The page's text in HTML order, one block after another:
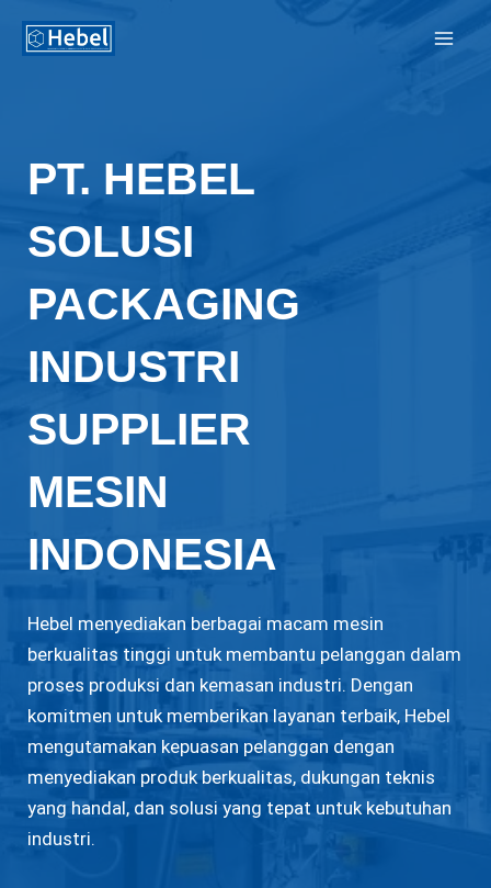
PT. HEBEL
SOLUSI
PACKAGING
INDUSTRI
SUPPLIER
MESIN
INDONESIA
Hebel menyediakan berbagai macam mesin
berkualitas tinggi untuk membantu pelanggan dalam
proses produksi dan kemasan industri. Dengan
komitmen untuk memberikan layanan terbaik, Hebel
mengutamakan kepuasan pelanggan dengan
menyediakan produk berkualitas, dukungan teknis
yang handal, dan solusi yang tepat untuk kebutuhan
industri.